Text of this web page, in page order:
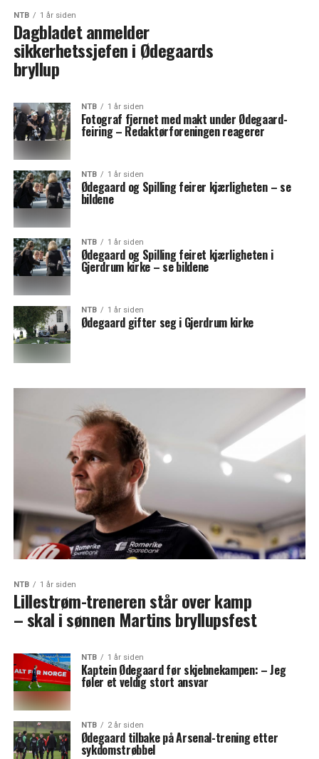
NTB 1 år siden
Dagbladet anmelder
sikkerhetssjefen i Ødegaards
bryllup
NTB 1 år siden
Fotograf fjernet med makt under Ødegaard-
feiring – Redaktørforeningen reagerer
NTB 1 år siden
Ødegaard og Spilling feirer kjærligheten – se
bildene
NTB 1 år siden
Ødegaard og Spilling feiret kjærligheten i
Gjerdrum kirke – se bildene
NTB 1 år siden
Ødegaard gifter seg i Gjerdrum kirke
NTB 1 år siden
Lillestrøm-treneren står over kamp
– skal i sønnen Martins bryllupsfest
NTB 1 år siden
Kaptein Ødegaard før skjebnekampen: – Jeg
føler et veldig stort ansvar
NTB 2 år siden
Ødegaard tilbake på Arsenal-trening etter
sykdomstrøbbel